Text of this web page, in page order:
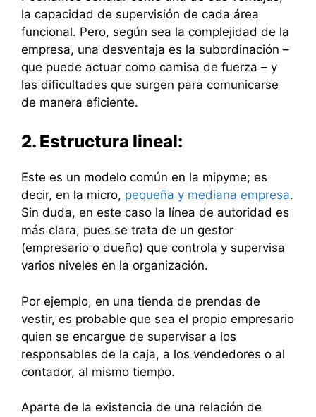
la capacidad de supervisión de cada área
funcional. Pero, según sea la complejidad de la
empresa, una desventaja es la subordinación –
que puede actuar como camisa de fuerza – y
las dificultades que surgen para comunicarse
de manera eficiente.
2. Estructura lineal:
Este es un modelo común en la mipyme; es
decir, en la micro, pequeña y mediana empresa.
Sin duda, en este caso la línea de autoridad es
más clara, pues se trata de un gestor
(empresario o dueño) que controla y supervisa
varios niveles en la organización.
Por ejemplo, en una tienda de prendas de
vestir, es probable que sea el propio empresario
quien se encargue de supervisar a los
responsables de la caja, a los vendedores o al
contador, al mismo tiempo.
Aparte de la existencia de una relación de